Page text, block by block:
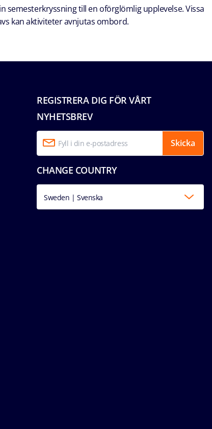
till en oförglömlig upplevelse. Vissa
kan aktiviteter avnjutas ombord.
REGISTRERA DIG FÖR VÅRT
NYHETSBREV
Skicka
CHANGE COUNTRY
Sweden | Svenska